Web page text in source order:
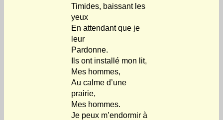
Timides, baissant les
yeux
En attendant que je
leur
Pardonne.
Ils ont installé mon lit,
Mes hommes,
Au calme d’une
prairie,
Mes hommes.
Je peux m’endormir à